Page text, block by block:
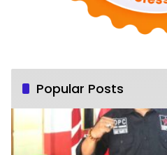
Popular Posts